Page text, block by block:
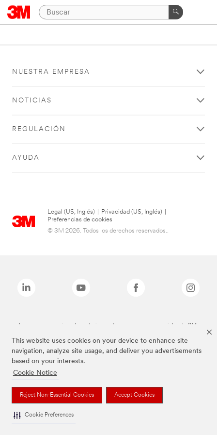
This website uses cookies on your device to enhance site
navigation, analyze site usage, and deliver you advertisements
based on your interests.
Cookie Notice
Reject Non-Essential Cookies Accept Cookies
Cookie Preferences
NUESTRA EMPRESA
NOTICIAS
REGULACIÓN
AYUDA
Legal (US, Inglés) Privacidad (US, Inglés)
Preferencias de cookies
© 3M 2026. Todos los derechos reservados..
Las marcas mencionadas anteriormente son marcas comerciales de 3M.